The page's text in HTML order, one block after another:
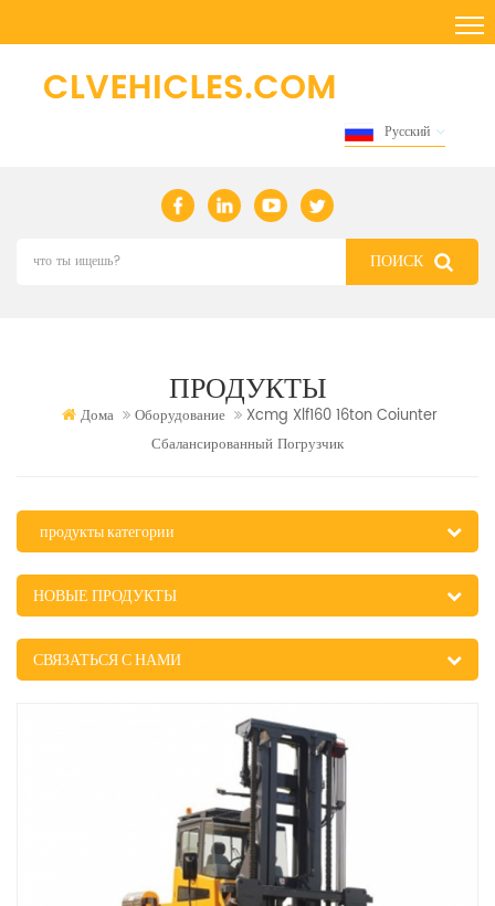
Русский
ПРОДУКТЫ
Дома Оборудование
Xcmg Xlf160 16ton Coiunter
Сбалансированный Погрузчик
продукты категории
НОВЫЕ ПРОДУКТЫ
СВЯЗАТЬСЯ С НАМИ